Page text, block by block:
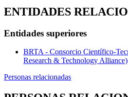
ENTIDADES
Entidades superiores
BRTA - Consorcio Científico-
Research & Technology Alliance)
Personas relacionadas